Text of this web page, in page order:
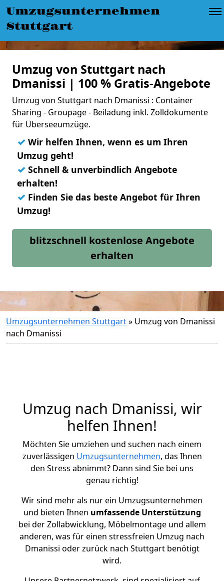
Umzugsunternehmen
Stuttgart
Umzug von Stuttgart nach
Dmanissi | 100 % Gratis-Angebote
Umzug von Stuttgart nach Dmanissi : Container
Sharing - Groupage - Beiladung inkl. Zolldokumente
für Überseeumzüge.
✓ Wir helfen Ihnen, wenn es um Ihren
Umzug geht!
✓ Schnell & unverbindlich Angebote
erhalten!
✓ Finden Sie das beste Angebot für Ihren
Umzug!
blitzschnell kostenlose Angebote
erhalten
Umzugsunternehmen Stuttgart» Umzug von Dmanissi
nach Dmanissi
Umzug nach Dmanissi, wir
helfen Ihnen!
Möchten Sie umziehen und suchen nach einem
zuverlässigen Umzugsunternehmen, das Ihnen
den Stress abnimmt? Dann sind Sie bei uns
genau richtig!
Wir sind mehr als nur ein Umzugsunternehmen
und bieten Ihnen umfassende Unterstützung
bei der Zollabwicklung, Möbelmontage und allem
anderen, was für einen stressfreien Umzug nach
Dmanissi oder zurück nach Stuttgart benötigt
wird.